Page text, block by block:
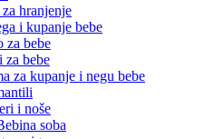
hranjenje
i kupanje bebe
za bebe
za bebe
za kupanje i negu bebe
i noše
soba